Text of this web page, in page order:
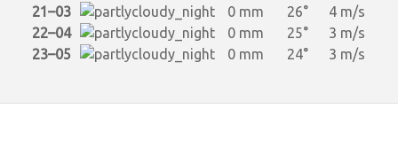
21–03
0 mm 26°
4 m/s
22–04
0 mm 25°
3 m/s
23–05
0 mm 24° 3 m/s